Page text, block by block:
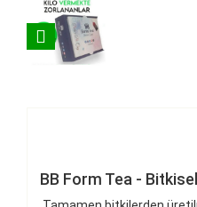
BB Form Tea -